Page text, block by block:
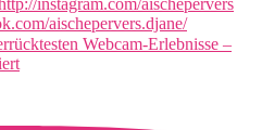
Webcam-Erlebnisse –